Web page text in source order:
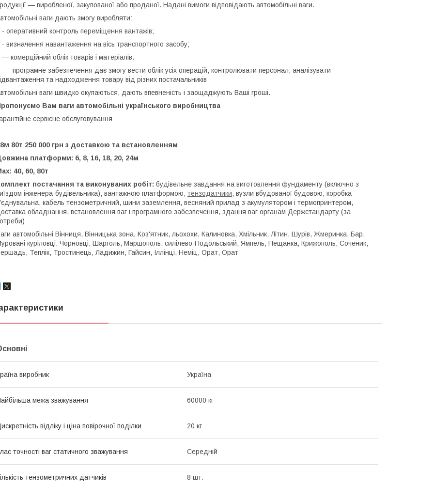
— виробленої, закупованої або проданої. Надані вимоги відповідають автомобільні ваги.
ваги дають змогу виробляти:
- оперативний контроль переміщення вантажів;
- визначення навантаження на вісь транспортного засобу;
— комерційний облік товарів і матеріалів.
— програмне забезпечення дає змогу вести облік усіх операцій, контролювати персонал, аналізувати
та надходження товару від різних постачальників
ваги швидко окупаються, дають впевненість і заощаджують Ваші гроші.
Вам ваги автомобільні українського виробництва
сервісне обслуговування
80т 250 000 грн з доставкою та встановленням
платформи: 6, 8, 16, 18, 20, 24м
40, 60, 80т
постачання та виконуваних робіт: будівельне завдання на виготовлення фундаменту (включно з
інженера-будівельника), вантажною платформою, тензодатчики, вузли вбудованої будовою, коробка
кабель тензометричний, шини заземлення, весняний прилад з акумулятором і термопринтером,
обладнання, встановлення ваг і програмного забезпечення, здання ваг органам Держстандарту (за
автомобільні Вінниця, Вінницька зона, Коз'ятник, льохохи, Калиновка, Хмільник, Літин, Шурів, Жмеринка, Бар,
куріловці, Чорновці, Шарголь, Маршополь, силілево-Подольський, Ямпель, Пещанка, Крижополь, Соченик,
Теплік, Тростинець, Ладижин, Гайсин, Іллінці, Неміц, Орат, Орат
виробник Україна
межа зважування 60000 кг
відліку і ціна повірочної поділки 20 кг
точності ваг статичного зважування Середній
тензометричних датчиків 8 шт.